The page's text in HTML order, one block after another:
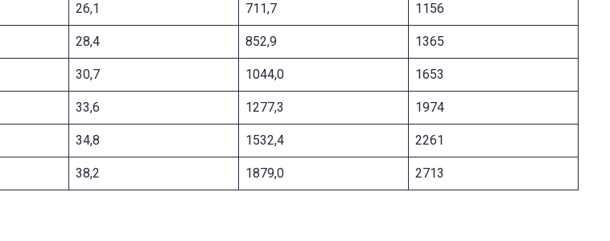
26,1 711,7 1156
28,4 852,9 1365
30,7 1044,0 1653
33,6 1277,3 1974
34,8 1532,4 2261
38,2 1879,0 2713